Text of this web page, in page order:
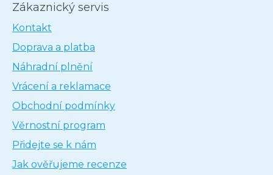
Zákaznický servis
Kontakt
Doprava a platba
Náhradní plnění
Vrácení a reklamace
Obchodní podmínky
Věrnostní program
Přidejte se k nám
Jak ověřujeme recenze